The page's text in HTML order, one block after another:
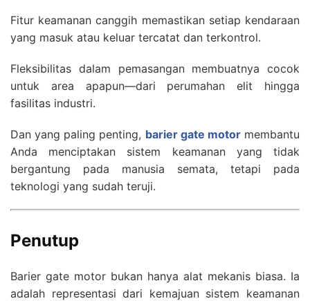
Fitur keamanan canggih memastikan setiap kendaraan
yang masuk atau keluar tercatat dan terkontrol.
Fleksibilitas dalam pemasangan membuatnya cocok
untuk area apapun—dari perumahan elit hingga
fasilitas industri.
Dan yang paling penting, barier gate motormembantu
Anda menciptakan sistem keamanan yang tidak
bergantung pada manusia semata, tetapi pada
teknologi yang sudah teruji.
Penutup
Barier gate motor bukan hanya alat mekanis biasa. Ia
adalah representasi dari kemajuan sistem keamanan